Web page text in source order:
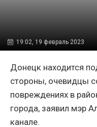
19:02, 19 февраль 2023
Донецк находится
стороны, очевидцы
повреждениях в
города, заявил мэр
канале.